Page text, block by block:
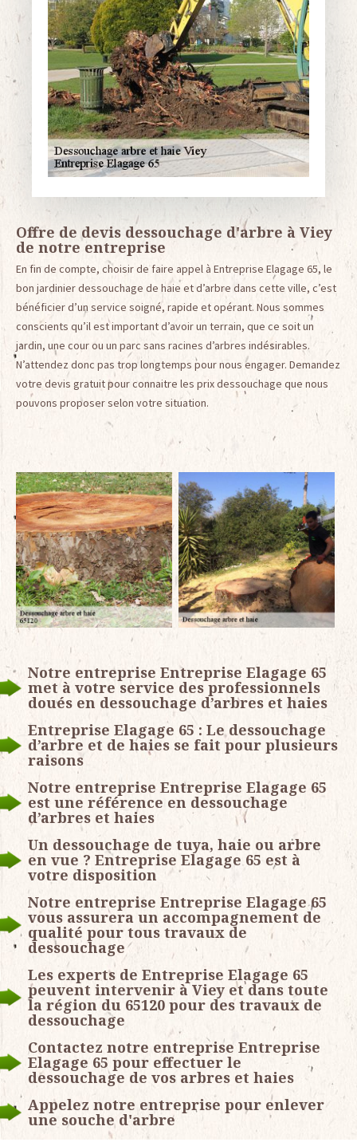
Offre de devis dessouchage d'arbre à Viey
de notre entreprise
En fin de compte, choisir de faire appel à Entreprise Elagage 65, le
bon jardinier dessouchage de haie et d’arbre dans cette ville, c’est
bénéficier d’un service soigné, rapide et opérant. Nous sommes
conscients qu’il est important d’avoir un terrain, que ce soit un
jardin, une cour ou un parc sans racines d’arbres indésirables.
N’attendez donc pas trop longtemps pour nous engager. Demandez
votre devis gratuit pour connaitre les prix dessouchage que nous
pouvons proposer selon votre situation.
Notre entreprise Entreprise Elagage 65
met à votre service des professionnels
doués en dessouchage d’arbres et haies
Entreprise Elagage 65 : Le dessouchage
d’arbre et de haies se fait pour plusieurs
raisons
Notre entreprise Entreprise Elagage 65
est une référence en dessouchage
d’arbres et haies
Un dessouchage de tuya, haie ou arbre
en vue ? Entreprise Elagage 65 est à
votre disposition
Notre entreprise Entreprise Elagage 65
vous assurera un accompagnement de
qualité pour tous travaux de
dessouchage
Les experts de Entreprise Elagage 65
peuvent intervenir à Viey et dans toute
la région du 65120 pour des travaux de
dessouchage
Contactez notre entreprise Entreprise
Elagage 65 pour effectuer le
dessouchage de vos arbres et haies
Appelez notre entreprise pour enlever
une souche d'arbre